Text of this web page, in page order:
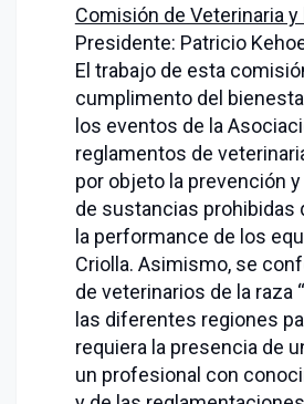
Comisión de Veterinaria
Presidente: Patricio
El trabajo de esta
cumplimento del
los eventos de la
reglamentos de
por objeto la prevención
de sustancias prohibidas
la performance de los
Criolla. Asimismo, se
de veterinarios de la raza
las diferentes regiones
requiera la presencia de
un profesional con